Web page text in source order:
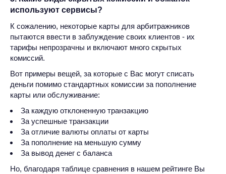
используют сервисы?
К сожалению, некоторые карты для арбитражников
пытаются ввести в заблуждение своих клиентов - их
тарифы непрозрачны и включают много скрытых
комиссий.
Вот примеры вещей, за которые с Вас могут списать
деньги помимо стандартных комиссии за пополнение
карты или обслуживание:
За каждую отклоненную транзакцию
За успешные транзакции
За отличие валюты оплаты от карты
За пополнение на меньшую сумму
За вывод денег с баланса
Но, благодаря таблице сравнения в нашем рейтинге Вы